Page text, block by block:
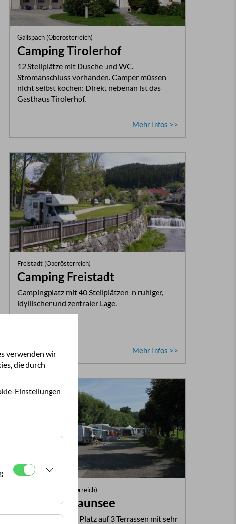
Gallspach (Oberösterreich)
Camping Tirolerhof
12 Stellplätze mit Dusche und WC.
Stromanschluss vorhanden. Camper müssen
nicht selbst kochen: Direkt nebenan ist das
Gasthaus Tirolerhof.
Mehr Infos >>
Freistadt (Oberösterreich)
Camping Freistadt
Campingplatz mit 40 Stellplätzen in ruhiger,
idyllischer und zentraler Lage.
Mehr Infos >>
Altmünster (Oberösterreich)
Camping Traunsee
Kleiner gepflegter Platz auf 3 Terrassen mit sehr
verwenden wir
die durch
Einstellungen